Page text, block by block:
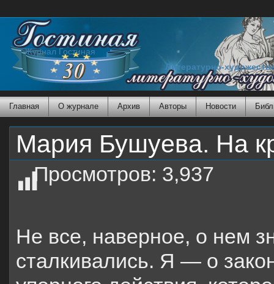
Журнал Гостиная
Литературно-
Главная О журнале Архив Авторы Новости
Мария Бушуева. На
Просмотров: 3,937
Не все, наверное, о нем
сталкивались. Я — о